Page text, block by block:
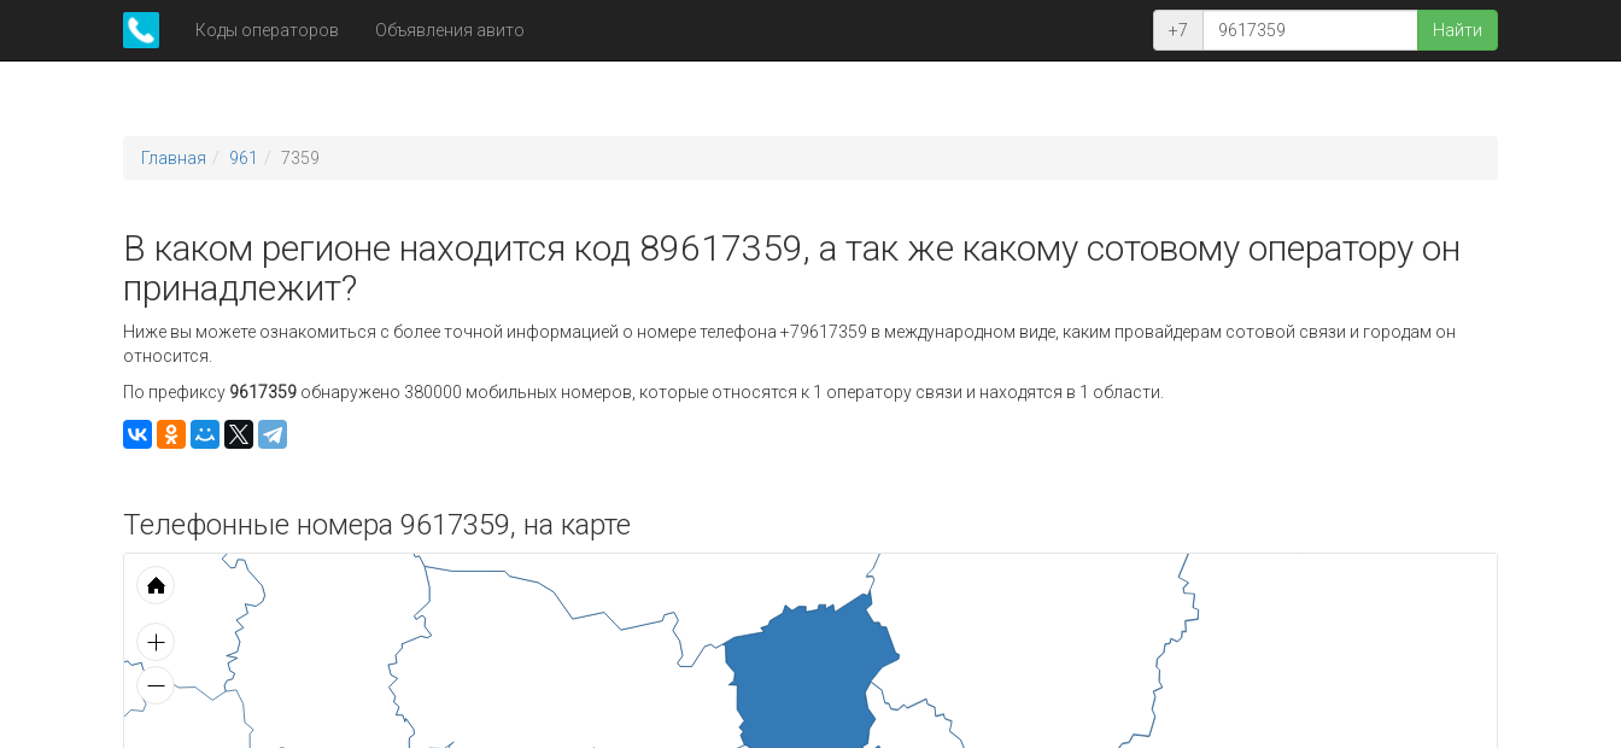
Коды операторов Объявления авито +7 Найти
Главная 961 7359
В каком регионе находится код 89617359, а так же какому сотовому оператору он
принадлежит?
Ниже вы можете ознакомиться с более точной информацией о номере телефона +79617359 в международном виде, каким провайдерам сотовой связи и городам он
относится.
По префиксу 9617359 обнаружено 380000 мобильных номеров, которые относятся к 1 оператору связи и находятся в 1 области.
Телефонные номера 9617359, на карте